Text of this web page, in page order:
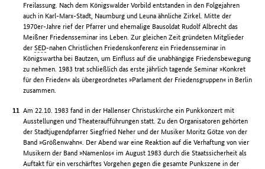
Freilassung. Nach dem Königswalder Vorbild entstanden in den Folgejahren
auch in Karl-Marx-Stadt, Naumburg und Leuna ähnliche Zirkel. Mitte der
1970er-Jahre rief der Pfarrer und ehemalige Bausoldat Rudolf Albrecht das
Meißner Friedensseminar ins Leben. Zur gleichen Zeit gründeten Mitglieder
derSED-nahen Christlichen Friedenskonferenz ein Friedensseminar in
Königswartha bei Bautzen, um Einfluss auf die unabhängige Friedensbewegung
zu nehmen. 1983 trat schließlich das erste jährlich tagende Seminar »Konkret
für den Frieden« als übergeordnetes »Parlament der Friedensgruppen« in Berlin
zusammen.
Am 22.10. 1983 fand in der Hallenser Christuskirche ein Punkkonzert mit
Ausstellungen und Theateraufführungen statt. Zu den Organisatoren gehörten
der Stadtjugendpfarrer Siegfried Neher und der Musiker Moritz Götze von der
Band »Größenwahn«. Der Abend war eine Reaktion auf die Verhaftung von vier
Musikern der Band »Namenlos« im August 1983 durch die Staatssicherheit als
Auftakt für ein verschärftes Vorgehen gegen die gesamte Punkszene in der